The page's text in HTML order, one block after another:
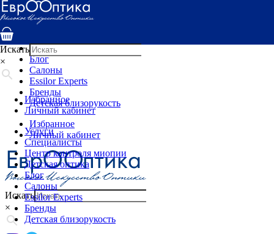
Услуги
Специалисты
Детская оптика
Блог
Салоны
Essilor Experts
Бренды
Детская близорукость
Избранное
Личный кабинет
Искать
×
Искать
×
Избранное
Личный кабинет
Услуги
Специалисты
Центр контроля миопии
Детская оптика
Блог
Салоны
Essilor Experts
Бренды
Детская близорукость